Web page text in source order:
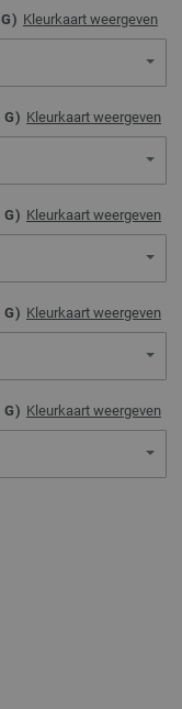
G) Kleurkaart weergeven
G) Kleurkaart weergeven
G) Kleurkaart weergeven
G) Kleurkaart weergeven
G) Kleurkaart weergeven